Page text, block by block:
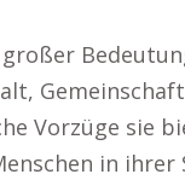
Vorzüge sie
in ihrer